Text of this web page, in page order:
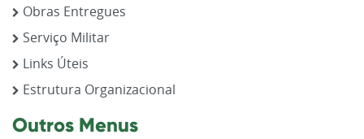
Obras Entregues
Serviço Militar
Links Úteis
Estrutura Organizacional
Outros Menus